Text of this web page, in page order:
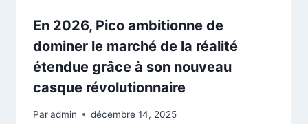
En 2026, Pico ambitionne de
dominer le marché de la réalité
étendue grâce à son nouveau
casque révolutionnaire
Paradmin décembre 14, 2025